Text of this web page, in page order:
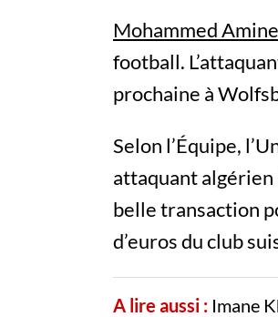
Mohammed
football.
prochaine à
Selon l’Équipe,
attaquant algérien
belle transaction
d’euros du club
A lire aussi : Imane